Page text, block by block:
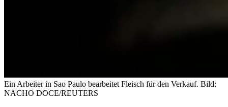
Ein Arbeiter in Sao Paulo bearbeitet Fleisch für den Verkauf. Bild:
NACHO DOCE/REUTERS